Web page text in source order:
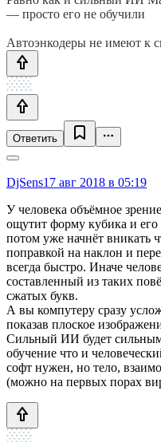
— просто его не обучили
Автоэнкодеры не имеют к
Ответить
DjSens17 авг 2018 в 05:19
У человека объёмное
ощутит форму кубика и его
потом уже начнёт вникать
поправкой на наклон и
всегда быстро. Иначе
составленный из таких
сжатых букв.
А вы компутеру сразу
показав плоское
Сильный ИИ будет сильным
обучение что и
софт нужен, но тело,
(можно на первых порах